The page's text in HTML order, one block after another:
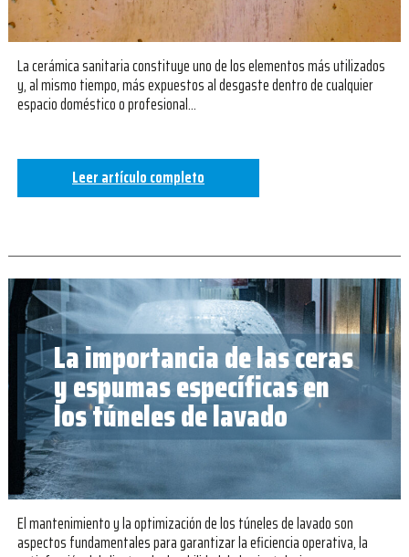
La cerámica sanitaria constituye uno de los elementos más utilizados
y, al mismo tiempo, más expuestos al desgaste dentro de cualquier
espacio doméstico o profesional…
Leer artículo completo
La importancia de las ceras
y espumas específicas en
los túneles de lavado
El mantenimiento y la optimización de los túneles de lavado son
aspectos fundamentales para garantizar la eficiencia operativa, la